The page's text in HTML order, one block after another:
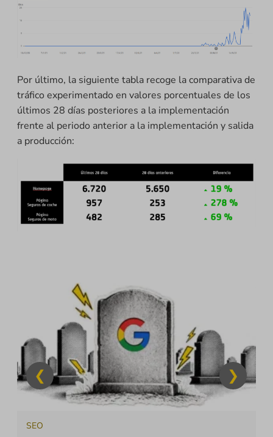
Por último, la siguiente tabla recoge la comparativa de
tráfico experimentado en valores porcentuales de los
últimos 28 días posteriores a la implementación
frente al periodo anterior a la implementación y salida
a producción:
SEO